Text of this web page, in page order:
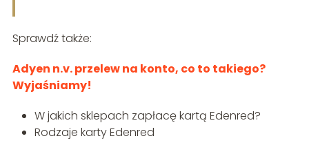
Sprawdź także:
Adyen n.v. przelew na konto, co to takiego?
Wyjaśniamy!
W jakich sklepach zapłacę kartą Edenred?
Rodzaje karty Edenred